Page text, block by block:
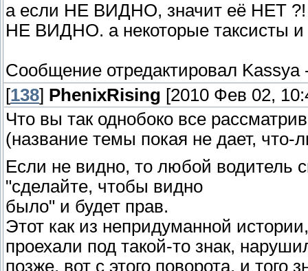
а если НЕ ВИДНО, значит её НЕТ ?!
НЕ ВИДНО. а некоторые таксисты
Сообщение отредактировал Kassya
[138] PhenixRising [2010 Фев 02,
Что вы так однобоко все
(название темы покая не дает, что-
Если не видно, то любой водитель
"сделайте, чтобы видно
было" и будет прав.
Этот как из непридуманной
проехали под такой-то знак,
позже, вот с этого поворота, и того